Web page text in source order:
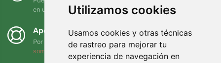
Utilizamos cookies
Usamos cookies y otras técnicas
de rastreo para mejorar tu
experiencia de navegación en
en un plazo de 90 días
Apoyamos a Trees.org
Por cada pedido plantamos un árbol. Leer más
somos